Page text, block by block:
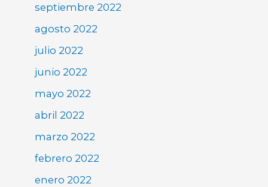
septiembre 2022
agosto 2022
julio 2022
junio 2022
mayo 2022
abril 2022
marzo 2022
febrero 2022
enero 2022